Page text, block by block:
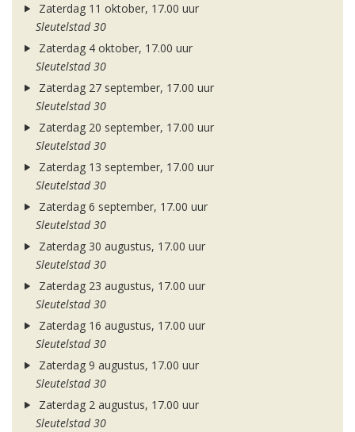
Zaterdag 11 oktober, 17.00 uur
Sleutelstad 30
Zaterdag 4 oktober, 17.00 uur
Sleutelstad 30
Zaterdag 27 september, 17.00 uur
Sleutelstad 30
Zaterdag 20 september, 17.00 uur
Sleutelstad 30
Zaterdag 13 september, 17.00 uur
Sleutelstad 30
Zaterdag 6 september, 17.00 uur
Sleutelstad 30
Zaterdag 30 augustus, 17.00 uur
Sleutelstad 30
Zaterdag 23 augustus, 17.00 uur
Sleutelstad 30
Zaterdag 16 augustus, 17.00 uur
Sleutelstad 30
Zaterdag 9 augustus, 17.00 uur
Sleutelstad 30
Zaterdag 2 augustus, 17.00 uur
Sleutelstad 30